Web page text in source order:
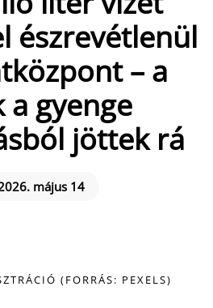
észrevétlenül
– a
a gyenge
jöttek rá
május 14
(FORRÁS: PEXELS)